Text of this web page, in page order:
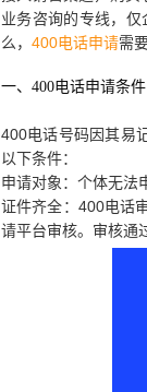
业务咨询的专线，
么， 400电话申请需
一、400电话申请条件
400电话号码因其易
以下条件：
申请对象：个体无法
证件齐全：400电话
请平台审核。审核通